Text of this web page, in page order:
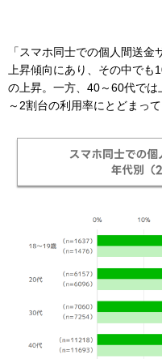
「スマホ同士での個人間送
上昇傾向にあり、その中で
の上昇。一方、40～60代で
～2割台の利用率にとどまって